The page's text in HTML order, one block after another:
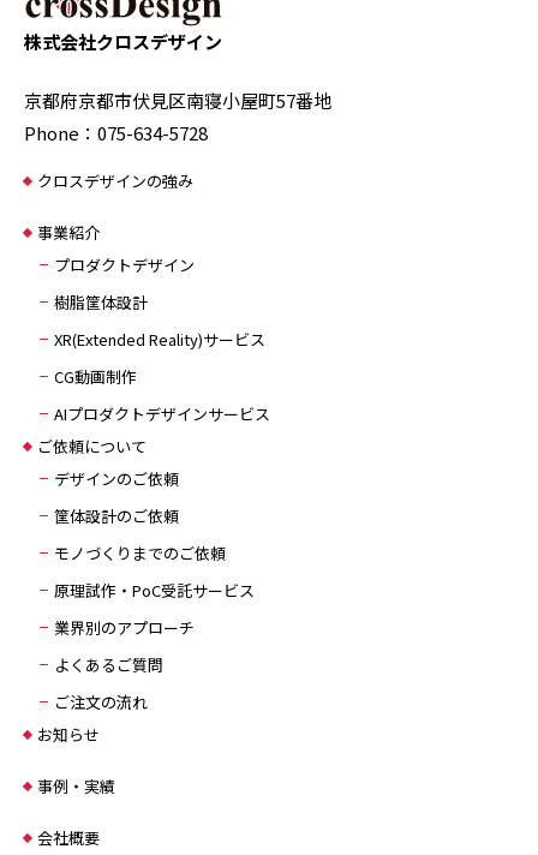
株式会社クロスデザイン
京都府京都市伏見区南寝小屋町57番地
Phone：075-634-5728
クロスデザインの強み
事業紹介
プロダクトデザイン
樹脂筐体設計
XR(Extended Reality)サービス
CG動画制作
AIプロダクトデザインサービス
ご依頼について
デザインのご依頼
筐体設計のご依頼
モノづくりまでのご依頼
原理試作・PoC受託サービス
業界別のアプローチ
よくあるご質問
ご注文の流れ
お知らせ
事例・実績
会社概要